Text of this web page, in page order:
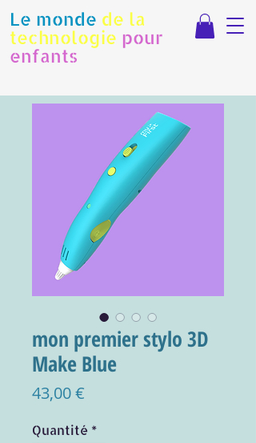
Le monde de la
technologie pour
enfants
mon premier stylo 3D
Make Blue
43,00 €
Quantité *